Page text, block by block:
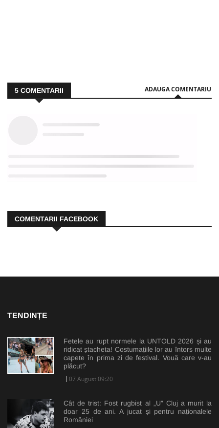
5 COMENTARII ADAUGA COMENTARIU
COMENTARII FACEBOOK
TENDINȚE
Fetele au rupt normele la UNTOLD 2026 și au
ridicat ștacheta! Costumațiile lor au întors multe
capete în prima zi de festival. Vouă care v-au
plăcut?
07 August 09:20
Cât de trist: Fost rugbist al „U” Cluj a murit la
doar 25 de ani. A jucat și pentru naționalele
României